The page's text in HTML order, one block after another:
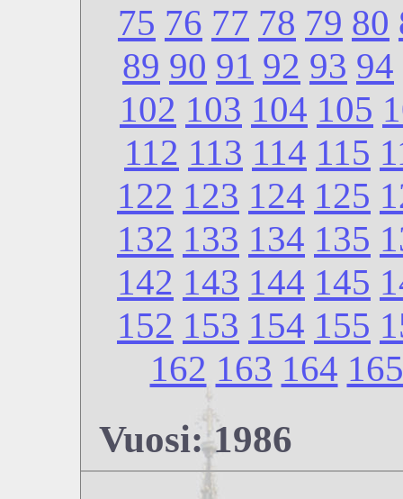
75 76 77 78 79 80
89 90 91 92 93 94
102 103 104 105
112 113 114 115
122 123 124 125
132 133 134 135
142 143 144 145
152 153 154 155
162 163 164 165
Vuosi: 1986